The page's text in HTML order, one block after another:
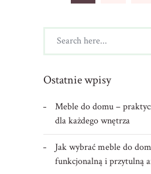
Ostatnie wpisy
Meble do domu –
dla każdego wnętrza
Jak wybrać meble do
funkcjonalną i przytulną